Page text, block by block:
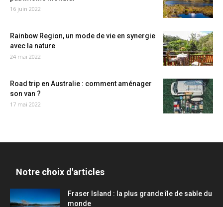
16 juin 2022
Rainbow Region, un mode de vie en synergie
avec la nature
24 mai 2022
Road trip en Australie : comment aménager
son van ?
17 mai 2022
Notre choix d'articles
Fraser Island : la plus grande île de sable du
monde